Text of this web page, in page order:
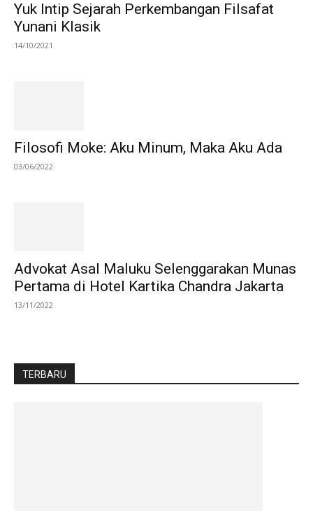
Yuk Intip Sejarah Perkembangan Filsafat
Yunani Klasik
14/10/2021
Filosofi Moke: Aku Minum, Maka Aku Ada
03/06/2022
Advokat Asal Maluku Selenggarakan Munas
Pertama di Hotel Kartika Chandra Jakarta
13/11/2022
TERBARU